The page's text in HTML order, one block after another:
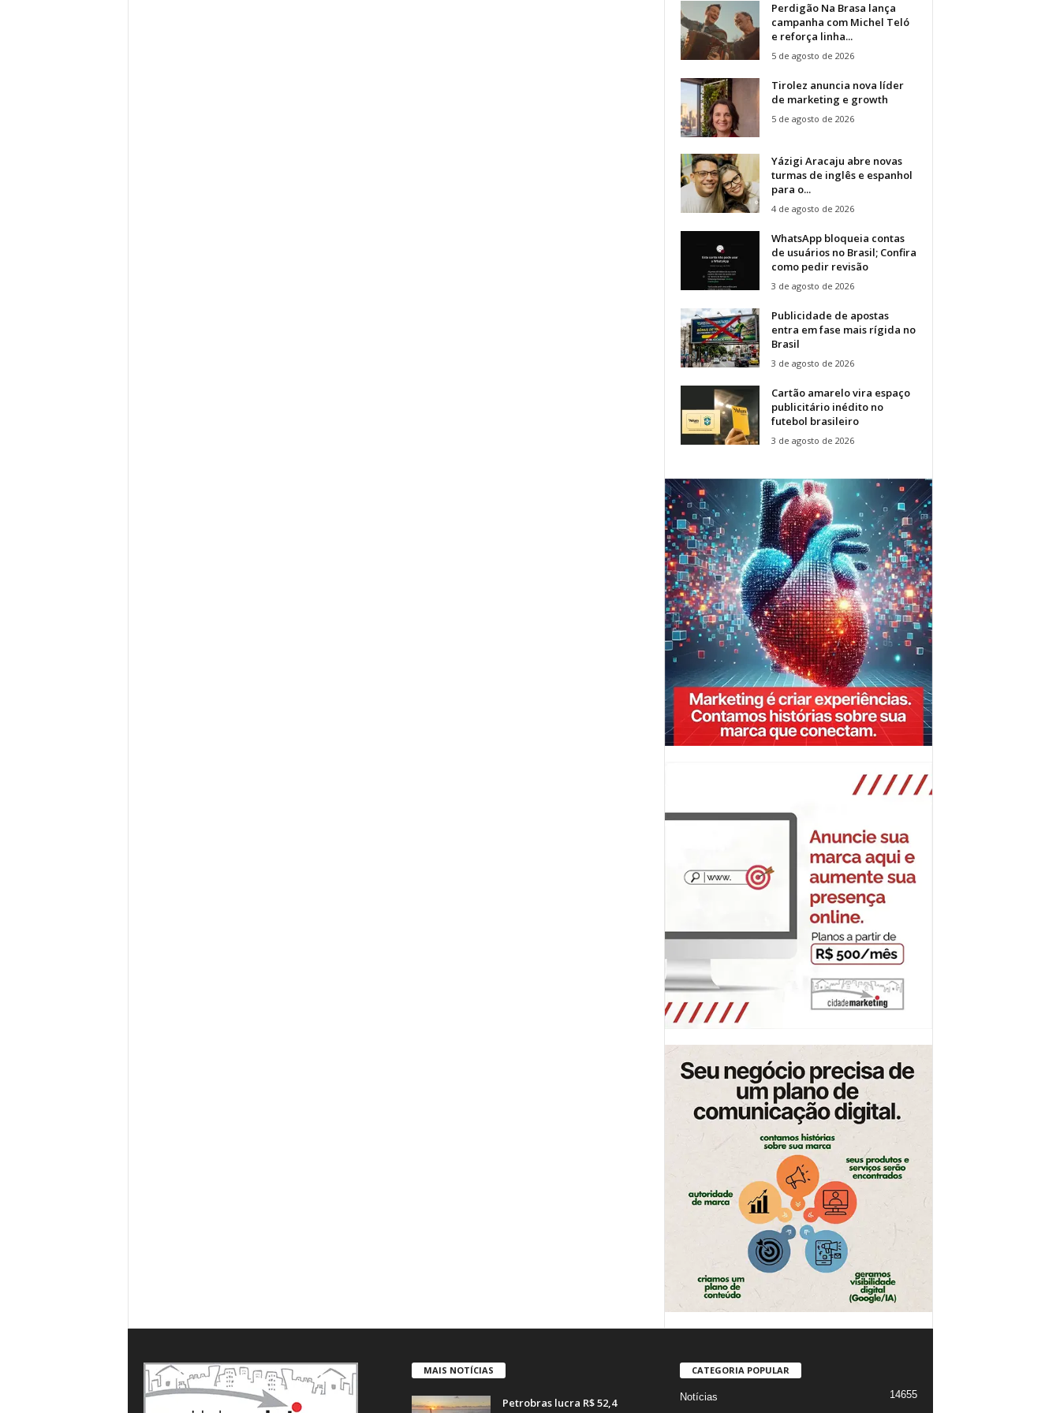
Perdigão Na Brasa lança
campanha com Michel Teló
e reforça linha...
5 de agosto de 2026
Tirolez anuncia nova líder
de marketing e growth
5 de agosto de 2026
Yázigi Aracaju abre novas
turmas de inglês e espanhol
para o...
4 de agosto de 2026
WhatsApp bloqueia contas
de usuários no Brasil; Confira
como pedir revisão
3 de agosto de 2026
Publicidade de apostas
entra em fase mais rígida no
Brasil
3 de agosto de 2026
Cartão amarelo vira espaço
publicitário inédito no
futebol brasileiro
3 de agosto de 2026
MAIS NOTÍCIAS
Petrobras lucra R$ 52,4
CATEGORIA POPULAR
Notícias
14655